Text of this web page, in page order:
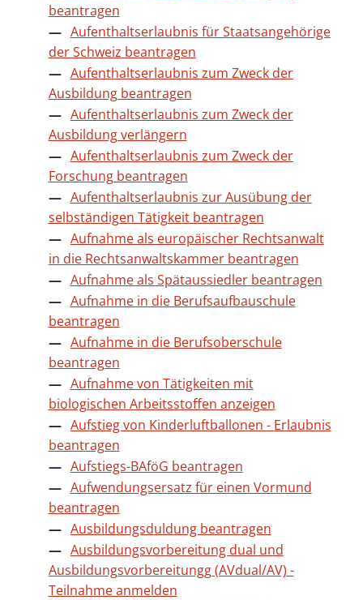
beantragen
Aufenthaltserlaubnis für Staatsangehörige
der Schweiz beantragen
Aufenthaltserlaubnis zum Zweck der
Ausbildung beantragen
Aufenthaltserlaubnis zum Zweck der
Ausbildung verlängern
Aufenthaltserlaubnis zum Zweck der
Forschung beantragen
Aufenthaltserlaubnis zur Ausübung der
selbständigen Tätigkeit beantragen
Aufnahme als europäischer Rechtsanwalt
in die Rechtsanwaltskammer beantragen
Aufnahme als Spätaussiedler beantragen
Aufnahme in die Berufsaufbauschule
beantragen
Aufnahme in die Berufsoberschule
beantragen
Aufnahme von Tätigkeiten mit
biologischen Arbeitsstoffen anzeigen
Aufstieg von Kinderluftballonen - Erlaubnis
beantragen
Aufstiegs-BAföG beantragen
Aufwendungsersatz für einen Vormund
beantragen
Ausbildungsduldung beantragen
Ausbildungsvorbereitung dual und
Ausbildungsvorbereitungg (AVdual/AV) -
Teilnahme anmelden